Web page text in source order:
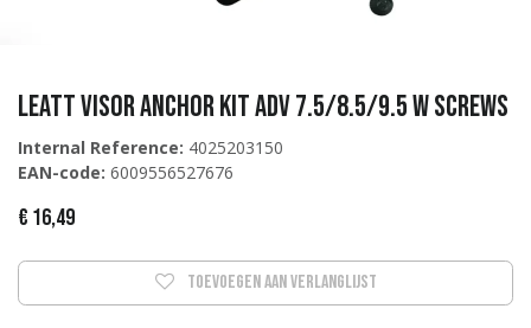
Leatt Visor Anchor Kit ADV 7.5/8.5/9.5 w screws
Internal Reference: 4025203150
EAN-code: 6009556527676
€ 16,49
Toevoegen aan verlanglijst